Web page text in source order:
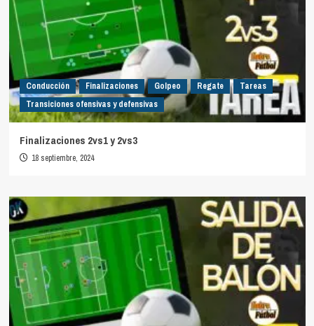
Conducción Finalizaciones Golpeo Regate
Tareas
Transiciones ofensivas y defensivas
Finalizaciones 2vs1 y 2vs3
18 septiembre, 2024